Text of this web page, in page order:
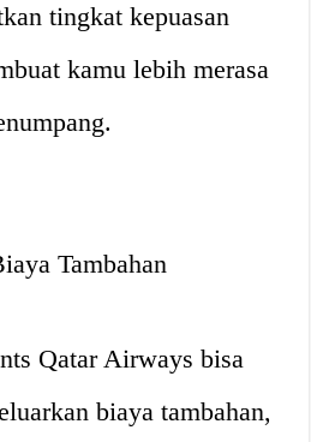
tingkat kepuasan
kamu lebih merasa
Tambahan
Qatar Airways bisa
biaya tambahan,